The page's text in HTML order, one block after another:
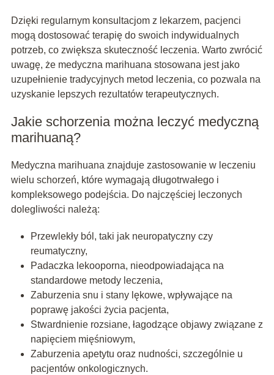
Dzięki regularnym konsultacjom z lekarzem, pacjenci
mogą dostosować terapię do swoich indywidualnych
potrzeb, co zwiększa skuteczność leczenia. Warto zwrócić
uwagę, że medyczna marihuana stosowana jest jako
uzupełnienie tradycyjnych metod leczenia, co pozwala na
uzyskanie lepszych rezultatów terapeutycznych.
Jakie schorzenia można leczyć medyczną
marihuaną?
Medyczna marihuana znajduje zastosowanie w leczeniu
wielu schorzeń, które wymagają długotrwałego i
kompleksowego podejścia. Do najczęściej leczonych
dolegliwości należą:
Przewlekły ból, taki jak neuropatyczny czy
reumatyczny,
Padaczka lekooporna, nieodpowiadająca na
standardowe metody leczenia,
Zaburzenia snu i stany lękowe, wpływające na
poprawę jakości życia pacjenta,
Stwardnienie rozsiane, łagodzące objawy związane z
napięciem mięśniowym,
Zaburzenia apetytu oraz nudności, szczególnie u
pacjentów onkologicznych.